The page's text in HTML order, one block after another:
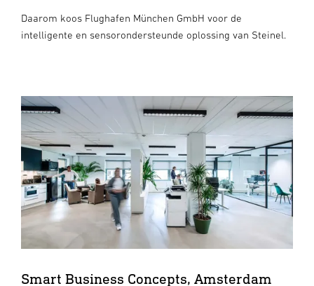
Daarom koos Flughafen München GmbH voor de
intelligente en sensorondersteunde oplossing van Steinel.
Smart Business Concepts, Amsterdam